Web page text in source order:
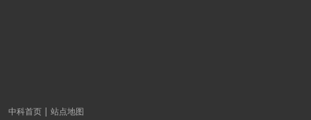
中科首页
站点地图